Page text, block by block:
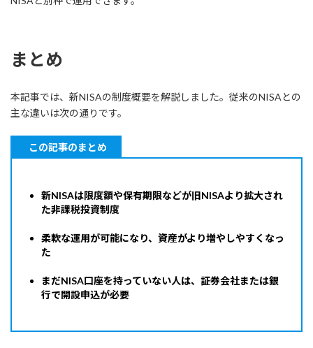
まとめ
本記事では、新NISAの制度概要を解説しました。従来のNISAとの
主な違いは次の通りです。
この記事のまとめ
新NISAは限度額や保有期限などが旧NISAより拡大され
た非課税投資制度
柔軟な運用が可能になり、資産がより増やしやすくなっ
た
まだNISA口座を持っていない人は、証券会社または銀
行で開設申込が必要